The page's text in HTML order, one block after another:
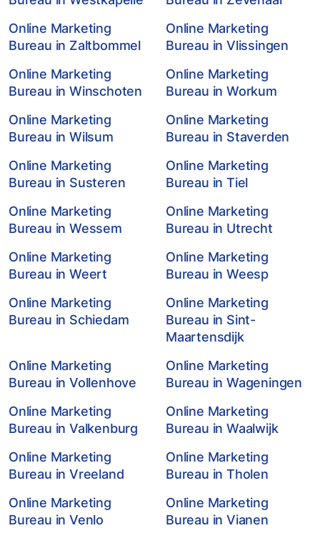
Online Marketing
Bureau in Zaltbommel
Online Marketing
Bureau in Vlissingen
Online Marketing
Bureau in Winschoten
Online Marketing
Bureau in Workum
Online Marketing
Bureau in Wilsum
Online Marketing
Bureau in Staverden
Online Marketing
Bureau in Susteren
Online Marketing
Bureau in Tiel
Online Marketing
Bureau in Wessem
Online Marketing
Bureau in Utrecht
Online Marketing
Bureau in Weert
Online Marketing
Bureau in Weesp
Online Marketing
Bureau in Schiedam
Online Marketing
Bureau in Sint-
Maartensdijk
Online Marketing
Bureau in Vollenhove
Online Marketing
Bureau in Wageningen
Online Marketing
Bureau in Valkenburg
Online Marketing
Bureau in Waalwijk
Online Marketing
Bureau in Vreeland
Online Marketing
Bureau in Tholen
Online Marketing
Bureau in Venlo
Online Marketing
Bureau in Vianen